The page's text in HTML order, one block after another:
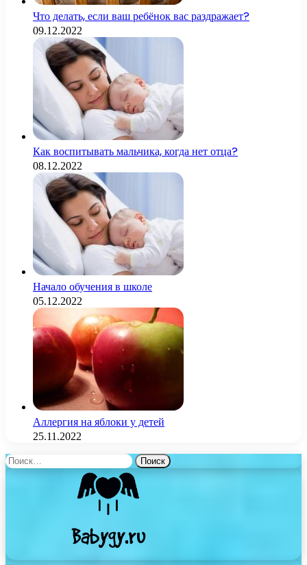
Что делать, если ваш ребёнок вас раздражает?
09.12.2022
Как воспитывать мальчика, когда нет отца?
08.12.2022
Начало обучения в школе
05.12.2022
Аллергия на яблоки у детей
25.11.2022
Найти: